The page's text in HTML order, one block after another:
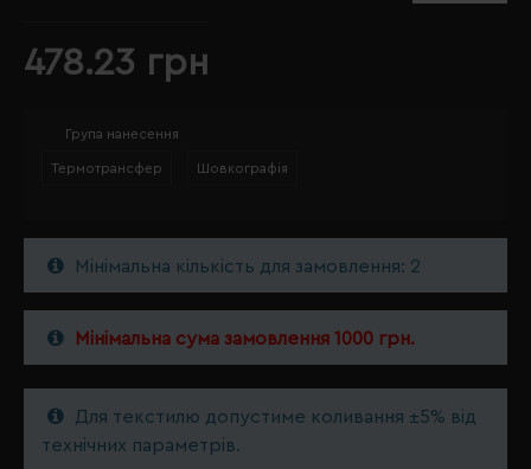
478.23 грн
Група нанесення
Термотрансфер Шовкографія
Мінімальна кількість для замовлення: 2
Мінімальна сума замовлення 1000 грн.
Для текстилю допустиме коливання ±5% від
технічних параметрів.